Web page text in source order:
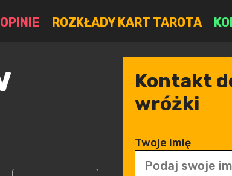
OPINIE ROZKŁADY KART TAROTA
Kontakt
wróżki
Twoje imię